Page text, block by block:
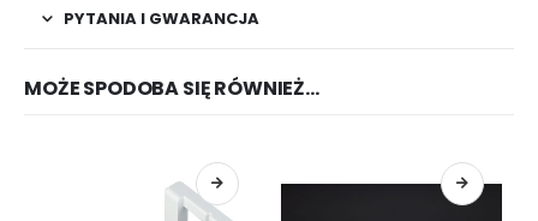
PYTANIA I GWARANCJA
MOŻE SPODOBA SIĘ RÓWNIEŻ…